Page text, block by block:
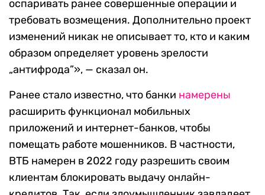
оспаривать ранее совершенные операции и
требовать возмещения. Дополнительно проект
изменений никак не описывает то, кто и каким
образом определяет уровень зрелости
„антифрода”», — сказал он.
Ранее стало известно, что банки намерены
расширить функционал мобильных
приложений и интернет-банков, чтобы
помещать работе мошенников. В частности,
ВТБ намерен в 2022 году разрешить своим
клиентам блокировать выдачу онлайн-